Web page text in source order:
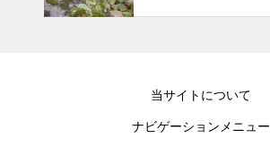
当サイトについて
ナビゲーションメニュー